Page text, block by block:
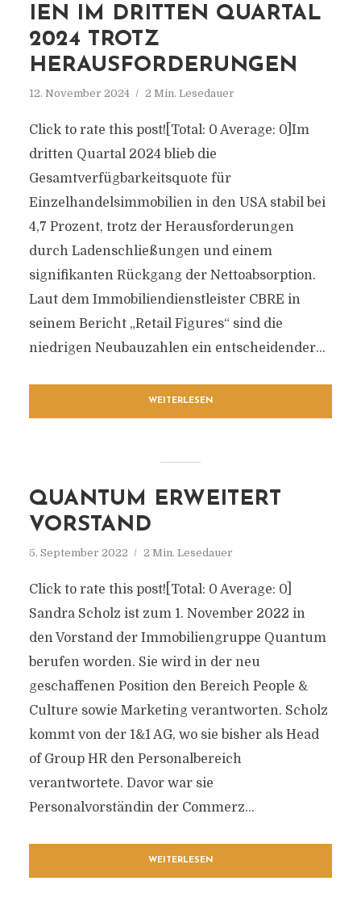
IEN IM DRITTEN QUARTAL
2024 TROTZ
HERAUSFORDERUNGEN
12. November 2024 2 Min. Lesedauer
Click to rate this post![Total: 0 Average: 0]Im
dritten Quartal 2024 blieb die
Gesamtverfügbarkeitsquote für
Einzelhandelsimmobilien in den USA stabil bei
4,7 Prozent, trotz der Herausforderungen
durch Ladenschließungen und einem
signifikanten Rückgang der Nettoabsorption.
Laut dem Immobiliendienstleister CBRE in
seinem Bericht „Retail Figures“ sind die
niedrigen Neubauzahlen ein entscheidender...
WEITERLESEN
QUANTUM ERWEITERT
VORSTAND
5. September 2022 2 Min. Lesedauer
Click to rate this post![Total: 0 Average: 0]
Sandra Scholz ist zum 1. November 2022 in
den Vorstand der Immobiliengruppe Quantum
berufen worden. Sie wird in der neu
geschaffenen Position den Bereich People &
Culture sowie Marketing verantworten. Scholz
kommt von der 1&1 AG, wo sie bisher als Head
of Group HR den Personalbereich
verantwortete. Davor war sie
Personalvorständin der Commerz...
WEITERLESEN